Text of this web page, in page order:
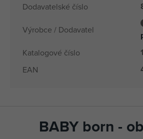
Dodavatelské číslo
Výrobce / Dodavatel
Katalogové číslo
EAN
BABY born -